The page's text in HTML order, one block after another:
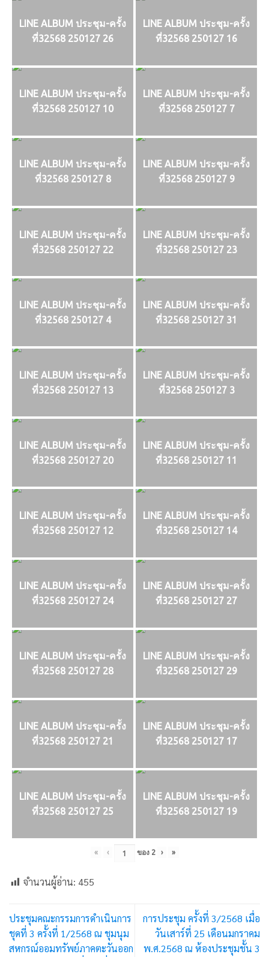
LINE ALBUM ประชุม-ครั้ง
ที่32568 250127 26
LINE ALBUM ประชุม-ครั้ง
ที่32568 250127 16
LINE ALBUM ประชุม-ครั้ง
ที่32568 250127 10
LINE ALBUM ประชุม-ครั้ง
ที่32568 250127 7
LINE ALBUM ประชุม-ครั้ง
ที่32568 250127 8
LINE ALBUM ประชุม-ครั้ง
ที่32568 250127 9
LINE ALBUM ประชุม-ครั้ง
ที่32568 250127 22
LINE ALBUM ประชุม-ครั้ง
ที่32568 250127 23
LINE ALBUM ประชุม-ครั้ง
ที่32568 250127 4
LINE ALBUM ประชุม-ครั้ง
ที่32568 250127 31
LINE ALBUM ประชุม-ครั้ง
ที่32568 250127 13
LINE ALBUM ประชุม-ครั้ง
ที่32568 250127 3
LINE ALBUM ประชุม-ครั้ง
ที่32568 250127 20
LINE ALBUM ประชุม-ครั้ง
ที่32568 250127 11
LINE ALBUM ประชุม-ครั้ง
ที่32568 250127 12
LINE ALBUM ประชุม-ครั้ง
ที่32568 250127 14
LINE ALBUM ประชุม-ครั้ง
ที่32568 250127 24
LINE ALBUM ประชุม-ครั้ง
ที่32568 250127 27
LINE ALBUM ประชุม-ครั้ง
ที่32568 250127 28
LINE ALBUM ประชุม-ครั้ง
ที่32568 250127 29
LINE ALBUM ประชุม-ครั้ง
ที่32568 250127 21
LINE ALBUM ประชุม-ครั้ง
ที่32568 250127 17
LINE ALBUM ประชุม-ครั้ง
ที่32568 250127 25
LINE ALBUM ประชุม-ครั้ง
ที่32568 250127 19
« ‹ ของ 2 › »
จำนวนผู้อ่าน: 455
ประชุมคณะกรรมการดำเนินการ
ชุดที่ 3 ครั้งที่ 1/2568 ณ ชุมนุม
สหกรณ์ออมทรัพย์ภาคตะวันออก
การประชุม ครั้งที่ 3/2568 เมื่อ
วันเสาร์ที่ 25 เดือนมกราคม
พ.ศ.2568 ณ ห้องประชุมชั้น 3